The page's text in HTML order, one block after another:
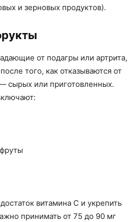
и зерновых продуктов).
от подагры или артрита,
того, как отказываются от
сырых или приготовленных.
витамина С и укрепить
принимать от 75 до 90 мг